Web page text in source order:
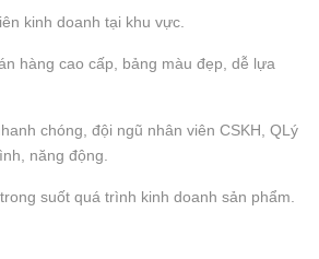
kinh doanh tại khu vực.
hàng cao cấp, bảng màu đẹp, dễ lựa
chóng, đội ngũ nhân viên CSKH, QLý
năng động.
suốt quá trình kinh doanh sản phẩm.